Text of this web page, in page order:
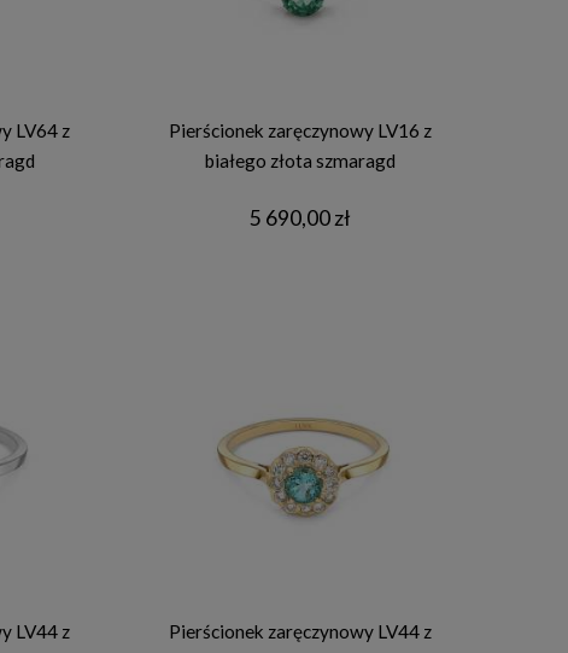
LV64 z
Pierścionek zaręczynowy LV16 z
białego złota szmaragd
5 690,00 zł
LV44 z
Pierścionek zaręczynowy LV44 z